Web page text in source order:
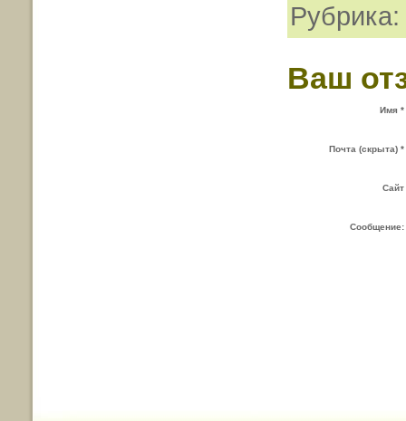
Рубрика:
Ваш
Имя *
Почта (скрыта) *
Сайт
Сообщение: